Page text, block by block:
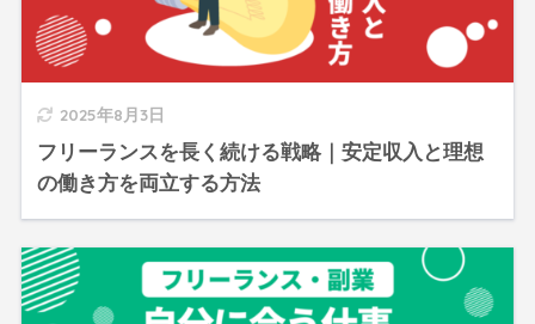
2025年8月3日
フリーランスを長く続ける戦略｜安定収入と理想
の働き方を両立する方法